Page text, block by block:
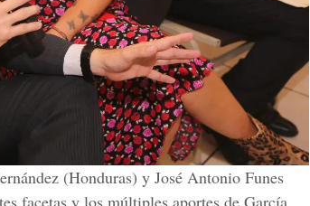
(Honduras) y José Antonio Funes
facetas y los múltiples aportes de García